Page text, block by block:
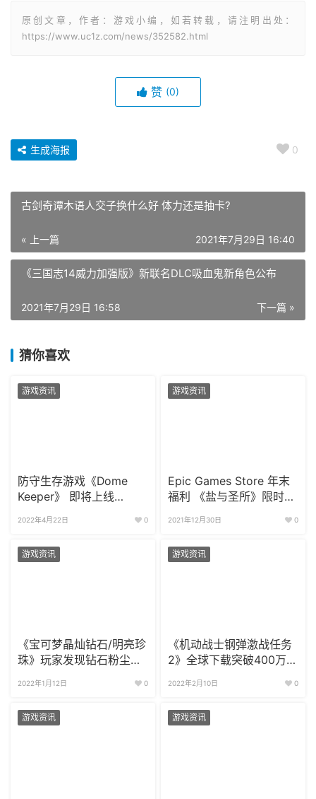
原创文章，作者：游戏小编，如若转载，请注明出处：
https://www.uc1z.com/news/352582.html
赞 (0)
0
生成海报
古剑奇谭木语人交子换什么好 体力还是抽卡?
« 上一篇 2021年7月29日 16:40
《三国志14威力加强版》新联名DLC吸血鬼新角色公布
下一篇 »
2021年7月29日 16:58
猜你喜欢
游戏资讯
防守生存游戏《Dome
Keeper》 即将上线
2022年4月22日 0
游戏资讯
Epic Games Store 年末
福利 《盐与圣所》限时免
2021年12月30日 0
游戏资讯
《宝可梦晶灿钻石/明亮珍
珠》玩家发现钻石粉尘彩
2022年1月12日 0
游戏资讯
《机动战士钢弹激战任务
2》全球下载突破400万
2022年2月10日 0
游戏资讯 游戏资讯